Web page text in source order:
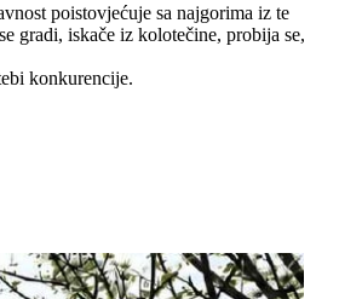
poistovjećuje sa najgorima iz te
gradi, iskače iz kolotečine, probija se,
konkurencije.